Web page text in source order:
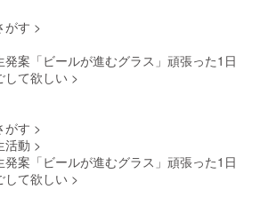
量360ｍ
ありま
た表情
楽しみ
りま
様々な
色に光
がす >
発案「ビールが進むグラス」頑張った1日
して欲しい >
がす >
活動 >
発案「ビールが進むグラス」頑張った1日
して欲しい >